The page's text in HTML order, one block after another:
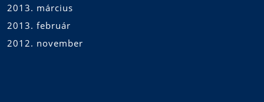
2013. március
2013. február
2012. november